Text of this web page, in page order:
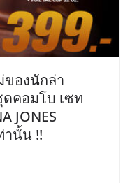
องนักล่า
คอมโบ เซท
JONES
านั้น !!